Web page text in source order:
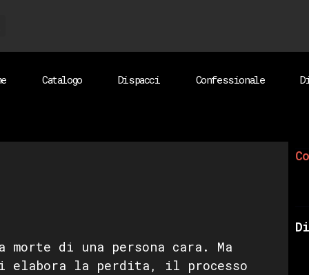
Catalogo Dispacci Confessionale
di una persona cara. Ma
la perdita, il processo